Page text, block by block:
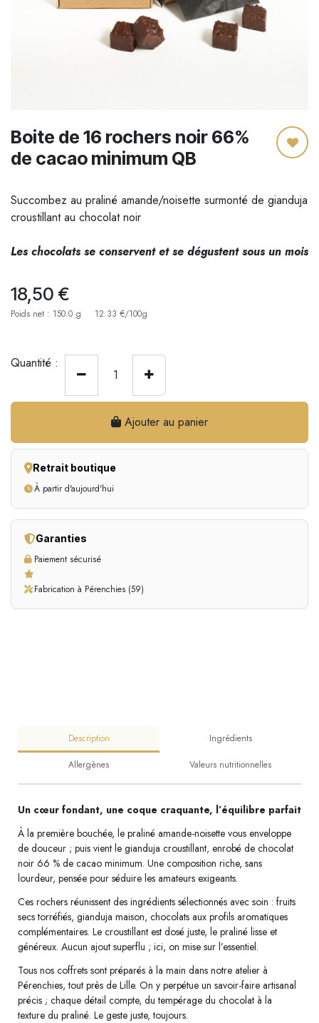
Boite de 16 rochers noir 66%
de cacao minimum QB
Succombez au praliné amande/noisette surmonté de gianduja
croustillant au chocolat noir
Les chocolats se conservent et se dégustent sous un mois
18,50 €
Poids net : 150.0 g 12.33 €/100g
Quantité :
Ajouter au panier
Retrait boutique
À partir d'aujourd'hui
Garanties
Paiement sécurisé
Fabrication à Pérenchies (59)
Description Ingrédients
Allergènes Valeurs nutritionnelles
Un cœur fondant, une coque craquante, l’équilibre parfait
À la première bouchée, le praliné amande-noisette vous enveloppe
de douceur ; puis vient le gianduja croustillant, enrobé de chocolat
noir 66 % de cacao minimum. Une composition riche, sans
lourdeur, pensée pour séduire les amateurs exigeants.
Ces rochers réunissent des ingrédients sélectionnés avec soin : fruits
secs torréfiés, gianduja maison, chocolats aux profils aromatiques
complémentaires. Le croustillant est dosé juste, le praliné lisse et
généreux. Aucun ajout superflu ; ici, on mise sur l’essentiel.
Tous nos coffrets sont préparés à la main dans notre atelier à
Pérenchies, tout près de Lille. On y perpétue un savoir-faire artisanal
précis ; chaque détail compte, du tempérage du chocolat à la
texture du praliné. Le geste juste, toujours.